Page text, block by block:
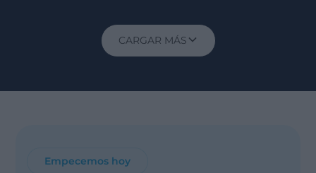
CARGAR MÁS
Empecemos hoy